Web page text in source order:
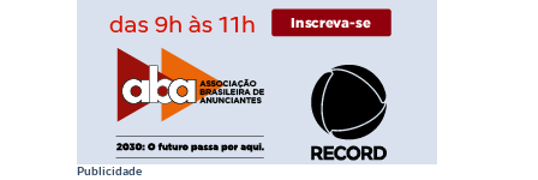
Publicidade